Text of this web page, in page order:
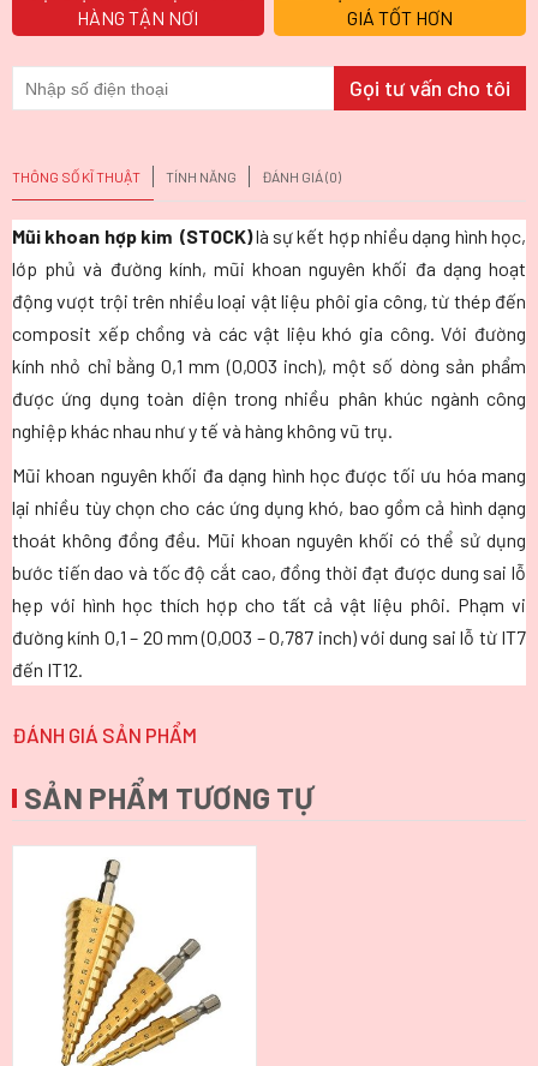
HÀNG TẬN NƠI
GIÁ TỐT HƠN
THÔNG SỐ KĨ THUẬT TÍNH NĂNG ĐÁNH GIÁ (0)
Mũi khoan hợp kim (STOCK)là sự kết hợp nhiều dạng hình học,
lớp phủ và đường kính, mũi khoan nguyên khối đa dạng hoạt
động vượt trội trên nhiều loại vật liệu phôi gia công, từ thép đến
composit xếp chồng và các vật liệu khó gia công. Với đường
kính nhỏ chỉ bằng 0,1 mm (0,003 inch), một số dòng sản phẩm
được ứng dụng toàn diện trong nhiều phân khúc ngành công
nghiệp khác nhau như y tế và hàng không vũ trụ.
Mũi khoan nguyên khối đa dạng hình học được tối ưu hóa mang
lại nhiều tùy chọn cho các ứng dụng khó, bao gồm cả hình dạng
thoát không đồng đều. Mũi khoan nguyên khối có thể sử dụng
bước tiến dao và tốc độ cắt cao, đồng thời đạt được dung sai lỗ
hẹp với hình học thích hợp cho tất cả vật liệu phôi. Phạm vi
đường kính 0,1 – 20 mm (0,003 – 0,787 inch) với dung sai lỗ từ IT7
đến IT12.
ĐÁNH GIÁ SẢN PHẨM
SẢN PHẨM TƯƠNG TỰ